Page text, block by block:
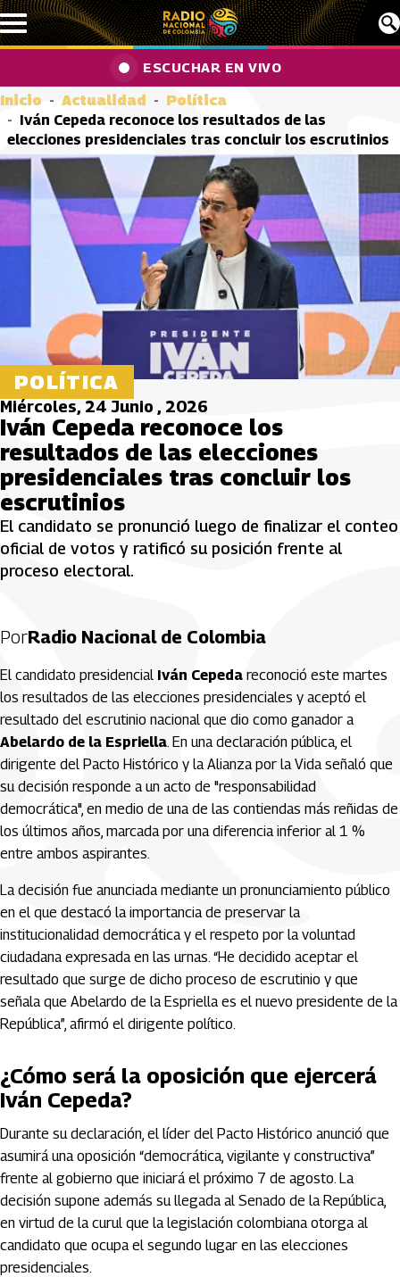
Pasar al contenido principal
ESCUCHAR EN VIVO
Inicio Actualidad
Política
Iván Cepeda reconoce los resultados de las
elecciones presidenciales tras concluir los escrutinios
POLÍTICA
Miércoles, 24 Junio , 2026
Iván Cepeda reconoce los
resultados de las elecciones
presidenciales tras concluir los
escrutinios
El candidato se pronunció luego de finalizar el conteo
oficial de votos y ratificó su posición frente al
proceso electoral.
PorRadio Nacional de Colombia
El candidato presidencial Iván Cepeda reconoció este martes
los resultados de las elecciones presidenciales y aceptó el
resultado del escrutinio nacional que dio como ganador a
Abelardo de la Espriella. En una declaración pública, el
dirigente del Pacto Histórico y la Alianza por la Vida señaló que
su decisión responde a un acto de "responsabilidad
democrática", en medio de una de las contiendas más reñidas de
los últimos años, marcada por una diferencia inferior al 1 %
entre ambos aspirantes.
La decisión fue anunciada mediante un pronunciamiento público
en el que destacó la importancia de preservar la
institucionalidad democrática y el respeto por la voluntad
ciudadana expresada en las urnas. “He decidido aceptar el
resultado que surge de dicho proceso de escrutinio y que
señala que Abelardo de la Espriella es el nuevo presidente de la
República”, afirmó el dirigente político.
¿Cómo será la oposición que ejercerá
Iván Cepeda?
Durante su declaración, el líder del Pacto Histórico anunció que
asumirá una oposición “democrática, vigilante y constructiva”
frente al gobierno que iniciará el próximo 7 de agosto. La
decisión supone además su llegada al Senado de la República,
en virtud de la curul que la legislación colombiana otorga al
candidato que ocupa el segundo lugar en las elecciones
presidenciales.